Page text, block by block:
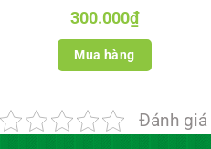
300.000₫
Mua hàng
Đánh giá